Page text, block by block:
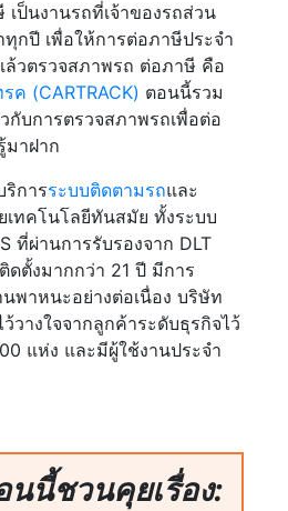
ป็นงานรถที่เจ้าของรถส่วน
กปี เพื่อให้การต่อภาษีประจำ
ล้วตรวจสภาพรถ ต่อภาษี คือ
ค (CARTRACK) ตอนนี้รวม
กับการตรวจสภาพรถเพื่อต่อ
าฝาก
ริการระบบติดตามรถและ
เทคโนโลยีทันสมัย ทั้งระบบ
ที่ผ่านการรับรองจาก DLT
ตั้งมากกว่า 21 ปี มีการ
พาหนะอย่างต่อเนื่อง บริษัท
ว้วางใจจากลูกค้าระดับธุรกิจไว้
แห่ง และมีผู้ใช้งานประจำ
นี้ชวนคุยเรื่อง: